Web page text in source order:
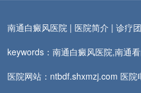
南通白癜风医院 | 医院简介 |诊疗
keywords：南通白癜风医院,南通
医院网站：ntbdf.shxmzj.com 医院